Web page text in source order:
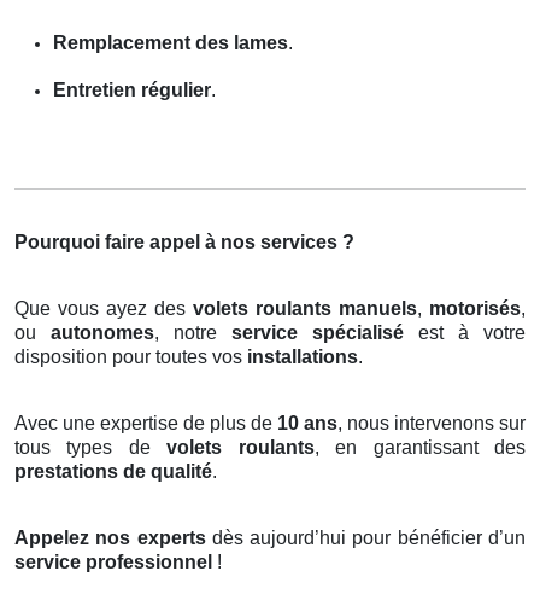
Remplacement des lames.
Entretien régulier.
Pourquoi faire appel à nos services ?
Que vous ayez des volets roulants manuels, motorisés,
ou autonomes, notre service spécialisé est à votre
disposition pour toutes vos installations.
Avec une expertise de plus de 10 ans, nous intervenons sur
tous types devolets roulants, en garantissant des
prestations de qualité.
Appelez nos expertsdès aujourd’hui pour bénéficier d’un
service professionnel !